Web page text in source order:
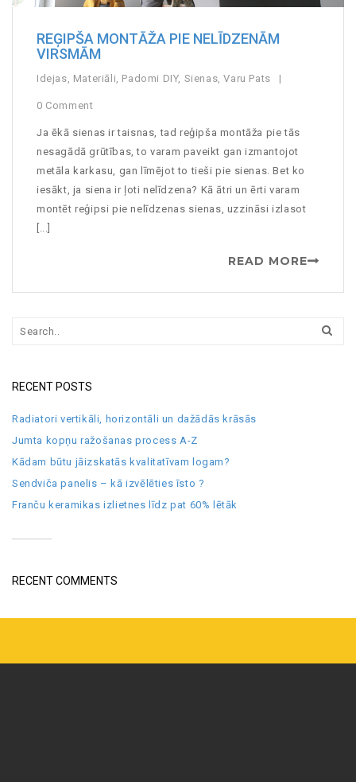
REĢIPŠA MONTĀŽA PIE NELĪDZENĀM
VIRSMĀM
Idejas Materiāli Padomi DIY, Sienas ,Varu Pats
0 Comment
Ja ēkā sienas ir taisnas, tad reģipša montāža pie tās
nesagādā grūtības, to varam paveikt gan izmantojot
metāla karkasu, gan līmējot to tieši pie sienas. Bet ko
iesākt, ja siena ir ļoti nelīdzena? Kā ātri un ērti varam
montēt reģipsi pie nelīdzenas sienas, uzzināsi izlasot
[...]
READ MORE
RECENT POSTS
Radiatori vertikāli, horizontāli un dažādās krāsās
Jumta kopņu ražošanas process A-Z
Kādam būtu jāizskatās kvalitatīvam logam?
Sendviča panelis – kā izvēlēties īsto ?
Franču keramikas izlietnes līdz pat 60% lētāk
RECENT COMMENTS